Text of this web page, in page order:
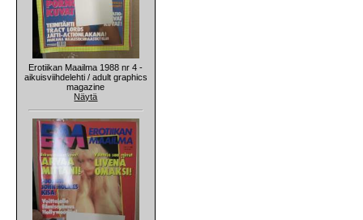
Erotiikan Maailma 1988 nr 4 -
aikuisviihdelehti / adult graphics
magazine
Näytä